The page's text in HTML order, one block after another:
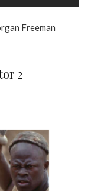
Freeman
2